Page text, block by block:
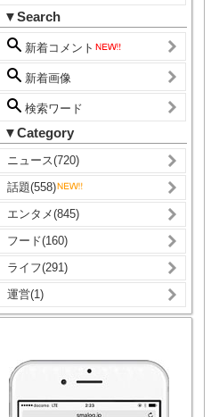
▼Search
新着コメント
新着画像
検索ワード
▼Category
ニュース(720)
話題(558)
エンタメ(845)
フード(160)
ライフ(291)
運営(1)